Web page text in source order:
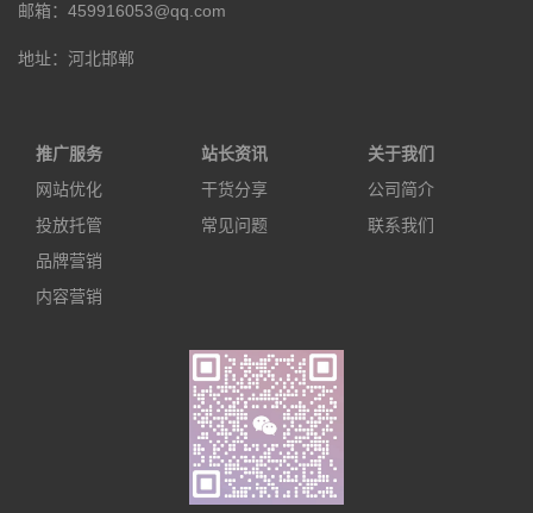
邮箱：459916053@qq.com
地址：河北邯郸
推广服务
网站优化
投放托管
品牌营销
内容营销
站长资讯
干货分享
常见问题
关于我们
公司简介
联系我们